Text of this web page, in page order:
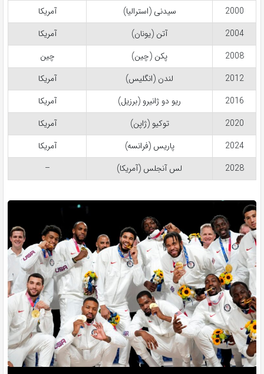
2000
سیدنی (استرالیا)
آمریکا
2004
آتن (یونان)
آمریکا
2008
پکن (چین)
چین
2012
لندن (انگلیس)
آمریکا
2016
ریو دو ژانیرو (برزیل)
آمریکا
2020
توکیو (ژاپن)
آمریکا
2024
پاریس (فرانسه)
آمریکا
2028
لس آنجلس (آمریکا) –